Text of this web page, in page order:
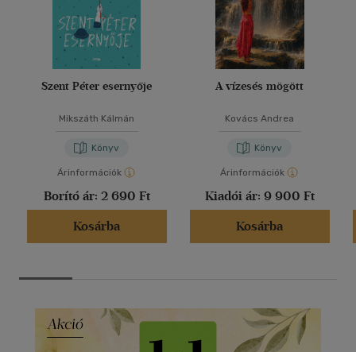
Szent Péter esernyője
Mikszáth Kálmán
Könyv
Árinformációk
Borító ár: 2 690 Ft
Kosárba
A vízesés mögött
Kovács Andrea
Könyv
Árinformációk
Kiadói ár: 9 900 Ft
Kosárba